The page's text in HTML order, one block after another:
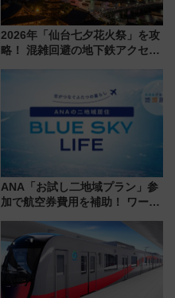
2026年「仙台七夕花火祭」を攻
略！ 混雑回避の地下鉄アクセス
ANA「お試し二地域プラン」参
加で航空券費用を補助！ ワーケ
治体は？ 2026年は対象のエリア
が拡大！